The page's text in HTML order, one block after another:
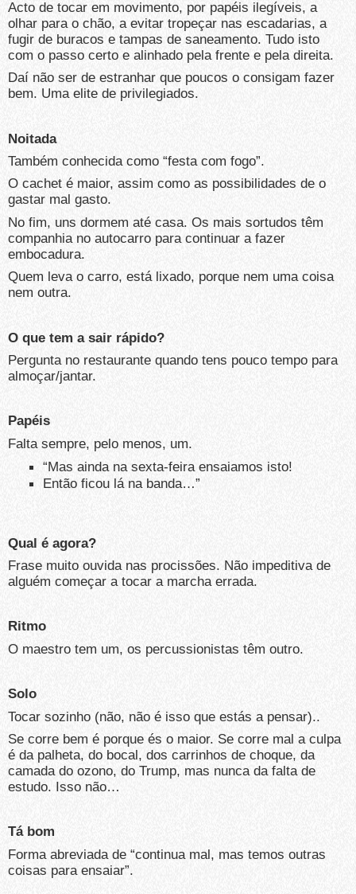
Acto de tocar em movimento, por papéis ilegíveis, a
olhar para o chão, a evitar tropeçar nas escadarias, a
fugir de buracos e tampas de saneamento. Tudo isto
com o passo certo e alinhado pela frente e pela direita.
Daí não ser de estranhar que poucos o consigam fazer
bem. Uma elite de privilegiados.
Noitada
Também conhecida como “festa com fogo”.
O cachet é maior, assim como as possibilidades de o
gastar mal gasto.
No fim, uns dormem até casa. Os mais sortudos têm
companhia no autocarro para continuar a fazer
embocadura.
Quem leva o carro, está lixado, porque nem uma coisa
nem outra.
O que tem a sair rápido?
Pergunta no restaurante quando tens pouco tempo para
almoçar/jantar.
Papéis
Falta sempre, pelo menos, um.
“Mas ainda na sexta-feira ensaiamos isto!
Então ficou lá na banda…”
Qual é agora?
Frase muito ouvida nas procissões. Não impeditiva de
alguém começar a tocar a marcha errada.
Ritmo
O maestro tem um, os percussionistas têm outro.
Solo
Tocar sozinho (não, não é isso que estás a pensar)..
Se corre bem é porque és o maior. Se corre mal a culpa
é da palheta, do bocal, dos carrinhos de choque, da
camada do ozono, do Trump, mas nunca da falta de
estudo. Isso não…
Tá bom
Forma abreviada de “continua mal, mas temos outras
coisas para ensaiar”.